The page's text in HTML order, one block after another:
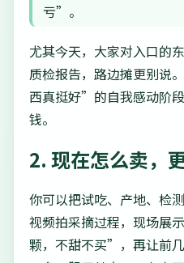
亏”。
尤其今天，大家对入口的
质检报告，路边摊更别说
西真挺好”的自我感动阶
钱。
2. 现在怎么卖，
你可以把试吃、产地、检
视频拍采摘过程，现场展
颗，不甜不买”，再让前